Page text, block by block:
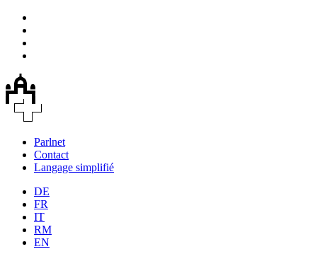
Parlnet
Contact
Langage simplifié
DE
FR
IT
RM
EN